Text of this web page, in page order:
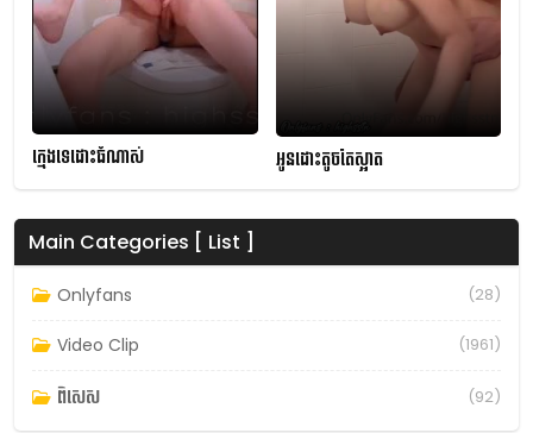
ក្មេងទេដោះធំណាស់ អូនដោះតូចតែស្អាត
Main Categories [ List ]
Onlyfans (28)
Video Clip (1961)
ពិសេស (92)